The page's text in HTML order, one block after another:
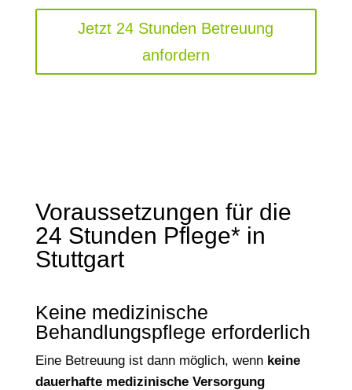
Jetzt 24 Stunden Betreuung
anfordern
Voraussetzungen für die
24 Stunden Pflege* in
Stuttgart
Keine medizinische
Behandlungspflege erforderlich
Eine Betreuung ist dann möglich, wenn keine
dauerhafte medizinische Versorgung